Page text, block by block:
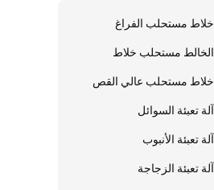
خلاط مستحلب الفراغ
الخالط مستحلب خلاط
خلاط مستحلب عالي القص
آلة تعبئة السوائل
آلة تعبئة الأنبوب
آلة تعبئة الزجاجة